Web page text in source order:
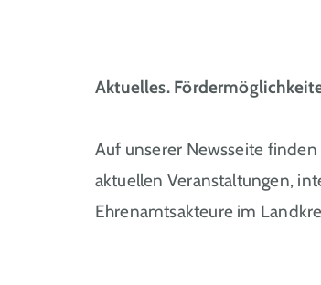
Aktuelles.
Auf unserer Newsseite finden
aktuellen Veranstaltungen,
Ehrenamtsakteure im